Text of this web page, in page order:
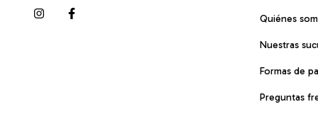
Quiénes
Nuestras
Formas de
Preguntas